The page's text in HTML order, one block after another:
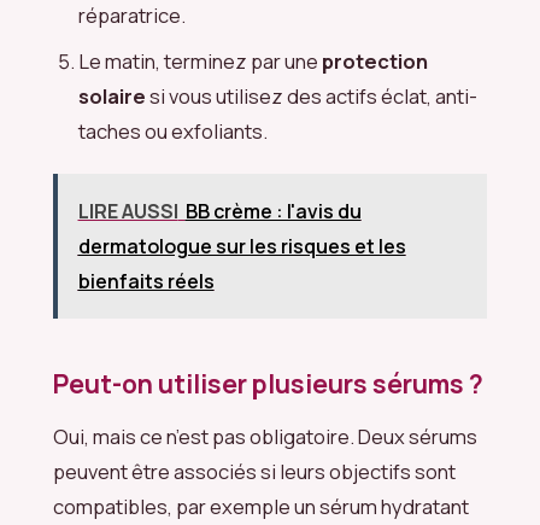
réparatrice.
Le matin, terminez par une protection
solairesi vous utilisez des actifs éclat, anti-
taches ou exfoliants.
LIRE AUSSI BB crème : l'avis du
dermatologue sur les risques et les
bienfaits réels
Peut-on utiliser plusieurs sérums ?
Oui, mais ce n’est pas obligatoire. Deux sérums
peuvent être associés si leurs objectifs sont
compatibles, par exemple un sérum hydratant